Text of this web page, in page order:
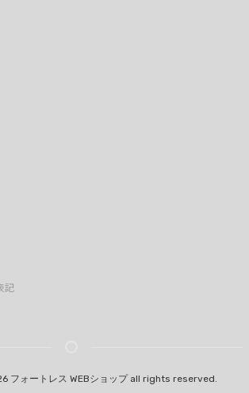
記
フォートレス WEBショップ all rights reserved.